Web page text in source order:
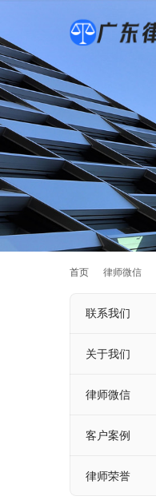
首页 律师微信
联系我们
关于我们
律师微信
客户案例
律师荣誉